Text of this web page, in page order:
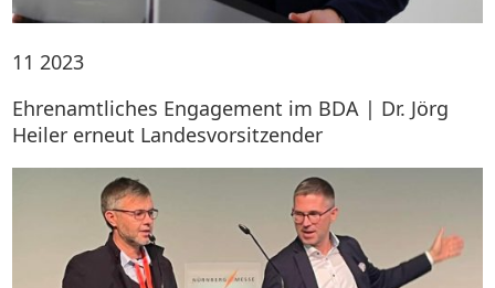
11 2023
Ehrenamtliches Engagement im BDA | Dr. Jörg
Heiler erneut Landesvorsitzender